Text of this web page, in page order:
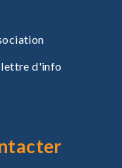
lettre d'info